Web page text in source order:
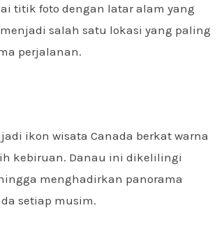
titik foto dengan latar alam yang
salah satu lokasi yang paling
perjalanan.
ikon wisata Canada berkat warna
kebiruan. Danau ini dikelilingi
menghadirkan panorama
setiap musim.